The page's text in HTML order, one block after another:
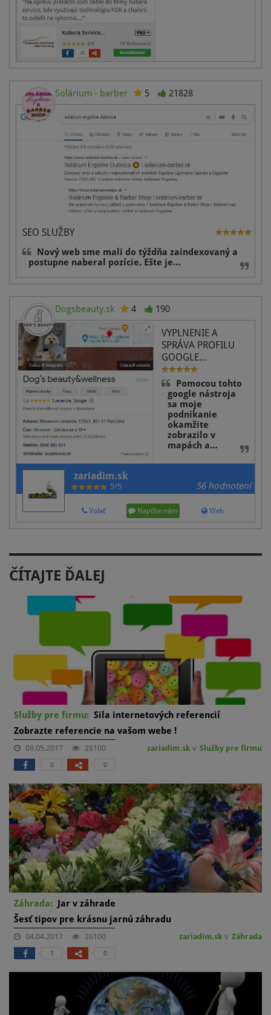
Solárium - barber 5 21828
SEO SLUŽBY
Nový web sme mali do týždňa zaindexovaný a
postupne naberal pozície. Ešte je…
Dogsbeauty.sk 4 190
VYPLNENIE A
SPRÁVA PROFILU
GOOGLE…
Pomocou tohto
google nástroja
sa moje
podnikanie
okamžite
zobrazilo v
mapách a…
zariadim.sk
5/5 56 hodnotení
Volať Napíšte nám Web
ČÍTAJTE ĎALEJ
Služby pre firmu: Sila internetových referencií
Zobrazte referencie na vašom webe !
09.05.2017 26100 zariadim.sk v Služby pre firmu
0 0
Záhrada: Jar v záhrade
Šesť tipov pre krásnu jarnú záhradu
04.04.2017 26100 zariadim.sk v Záhrada
1 0